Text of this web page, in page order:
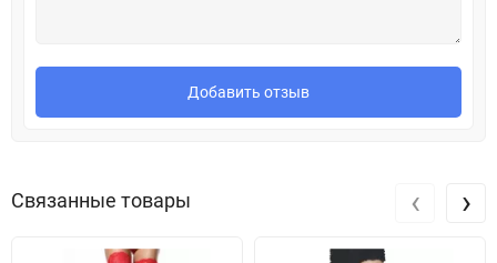
Добавить отзыв
Связанные товары ‹ ›